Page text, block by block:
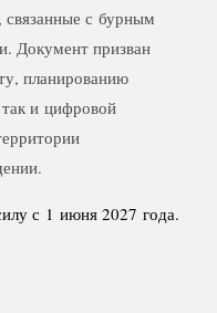
связанные с бурным
Документ призван
планированию
и цифровой
с 1 июня 2027 года.